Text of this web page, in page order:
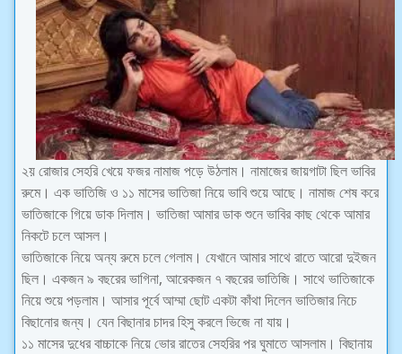
২য় রোজার সেহরি খেয়ে ফজর নামাজ পড়ে উঠলাম। নামাজের জায়গাটা ছিল ভাবির
রুমে। এক ভাতিজি ও ১১ মাসের ভাতিজা নিয়ে ভাবি শুয়ে আছে। নামাজ শেষ করে
ভাতিজাকে গিয়ে ডাক দিলাম। ভাতিজা আমার ডাক শুনে ভাবির কাছ থেকে আমার
নিকটে চলে আসল।
ভাতিজাকে নিয়ে অন্য রুমে চলে গেলাম। যেখানে আমার সাথে রাতে আরো দুইজন
ছিল। একজন ৯ বছরের ভাগিনা, আরেকজন ৭ বছরের ভাতিজি। সাথে ভাতিজাকে
নিয়ে শুয়ে পড়লাম। আসার পূর্বে আম্মা ছোট একটা কাঁথা দিলেন ভাতিজার নিচে
বিছানোর জন্য। যেন বিছানার চাদর হিসু করলে ভিজে না যায়।
১১ মাসের দুধের বাচ্চাকে নিয়ে ভোর রাতের সেহরির পর ঘুমাতে আসলাম। বিছানায়